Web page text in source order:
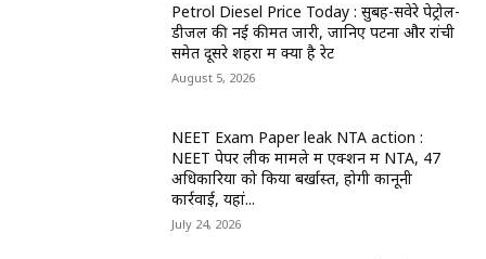
Petrol Diesel Price Today : सुबह-सवेरे पेट्रोल-
डीजल की नई कीमतें जारी, जानिए पटना और रांची
समेत दूसरे शहरों में क्या है रेट
August 5, 2026
NEET Exam Paper leak NTA action :
NEET पेपर लीक मामले में एक्शन में NTA, 47
अधिकारियों को किया बर्खास्त, होगी कानूनी
कार्रवाई, यहां...
July 24, 2026